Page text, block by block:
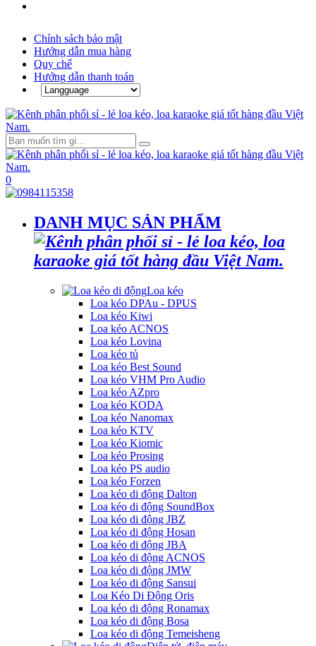
Chính sách bảo mật
Hướng dẫn mua hàng
Quy chế
Hướng dẫn thanh toán
0
DANH MỤC SẢN PHẨM
Loa kéo
Loa kéo DPAu - DPUS
Loa kéo Kiwi
Loa kéo ACNOS
Loa kéo Lovina
Loa kéo tủ
Loa kéo Best Sound
Loa kéo VHM Pro Audio
Loa kéo AZpro
Loa kéo KODA
Loa kéo Nanomax
Loa kéo KTV
Loa kéo Kiomic
Loa kéo Prosing
Loa kéo PS audio
Loa kéo Forzen
Loa kéo di động Dalton
Loa kéo di động SoundBox
Loa kéo di động JBZ
Loa kéo di động Hosan
Loa kéo di động JBA
Loa kéo di động ACNOS
Loa kéo di động JMW
Loa kéo di động Sansui
Loa Kéo Di Động Oris
Loa kéo di động Ronamax
Loa kéo di động Bosa
Loa kéo di động Temeisheng